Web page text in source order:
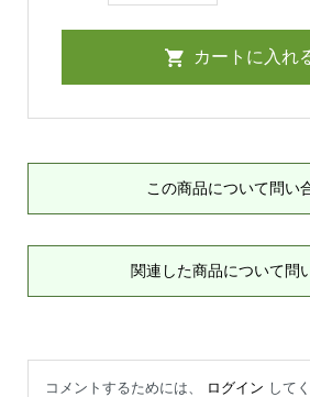
この商品について問い
関連した商品について問
コメントするためには、 ログイン して